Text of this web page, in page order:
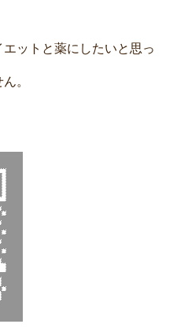
ットと薬にしたいと思っ
。